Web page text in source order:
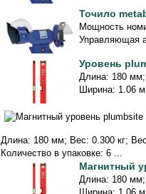
Точило
Мощность
Управляющая
Уровень
Длина: 180
Ширина: 1.06
Длина: 180 мм; Вес: 0.300 кг;
Количество в упаковке: 6 ...
Магнитный
Длина: 180